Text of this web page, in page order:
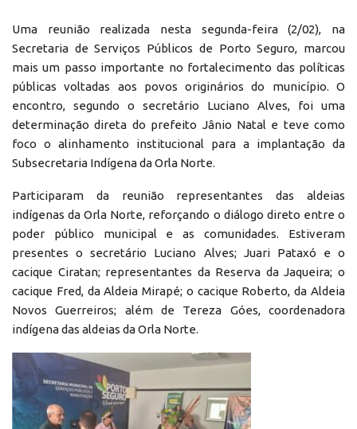
Uma reunião realizada nesta segunda-feira (2/02), na
Secretaria de Serviços Públicos de Porto Seguro, marcou
mais um passo importante no fortalecimento das políticas
públicas voltadas aos povos originários do município. O
encontro, segundo o secretário Luciano Alves, foi uma
determinação direta do prefeito Jânio Natal e teve como
foco o alinhamento institucional para a implantação da
Subsecretaria Indígena da Orla Norte.
Participaram da reunião representantes das aldeias
indígenas da Orla Norte, reforçando o diálogo direto entre o
poder público municipal e as comunidades. Estiveram
presentes o secretário Luciano Alves; Juari Pataxó e o
cacique Ciratan; representantes da Reserva da Jaqueira; o
cacique Fred, da Aldeia Mirapé; o cacique Roberto, da Aldeia
Novos Guerreiros; além de Tereza Góes, coordenadora
indígena das aldeias da Orla Norte.